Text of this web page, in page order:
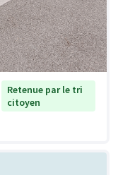
Retenue par le tri
citoyen